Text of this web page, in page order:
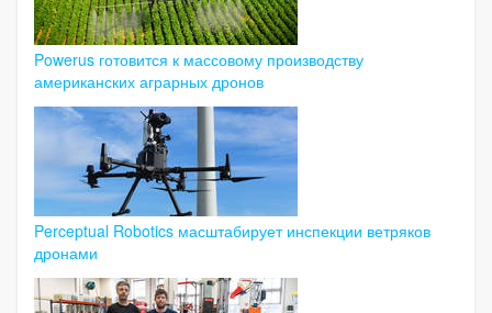
Powerus готовится к массовому производству
американских аграрных дронов
Perceptual Robotics масштабирует инспекции ветряков
дронами